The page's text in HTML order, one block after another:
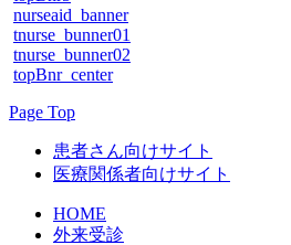
nurseaid_banner
tnurse_bunner01
tnurse_bunner02
topBnr_center
Page Top
患者さん向けサイト
医療関係者向けサイト
HOME
外来受診